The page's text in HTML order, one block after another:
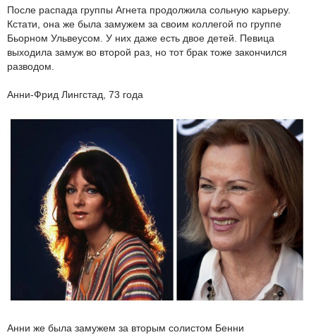
После распада группы Агнета продолжила сольную карьеру.
Кстати, она же была замужем за своим коллегой по группе
Бьорном Ульвеусом. У них даже есть двое детей. Певица
выходила замуж во второй раз, но тот брак тоже закончился
разводом.
Анни-Фрид Лингстад, 73 года
Анни же была замужем за вторым солистом Бенни